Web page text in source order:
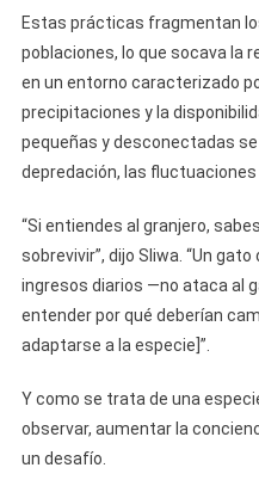
Estas prácticas fragmentan
poblaciones, lo que socava la
en un entorno caracterizado
precipitaciones y la
pequeñas y desconectadas
depredación, las
“Si entiendes al granjero,
sobrevivir”, dijo Sliwa. “Un
ingresos diarios —no ataca al
entender por qué deberían
adaptarse a la especie]”.
Y como se trata de una
observar, aumentar la
un desafío.